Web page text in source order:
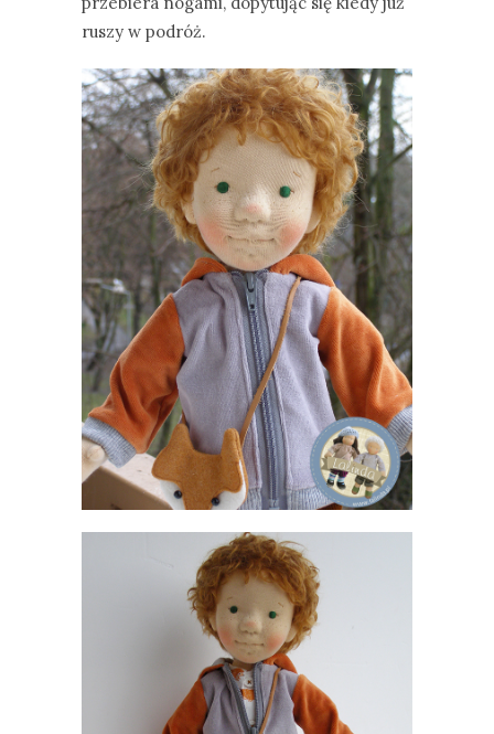
ruszy w podróż.